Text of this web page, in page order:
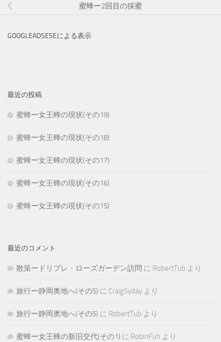
蜜蜂ー2回目の採蜜
GOOGLEADSESEによる表示
最近の投稿
蜜蜂ー女王蜂の現状(その19)
蜜蜂ー女王蜂の現状(その18)
蜜蜂ー女王蜂の現状(その17)
蜜蜂ー女王蜂の現状(その16)
蜜蜂ー女王蜂の現状(その15)
最近のコメント
散策ードリプレ・ローズガーデン訪問 に RobertTub より
旅行ー静岡奥地へ(その5) に CraigSyday より
旅行ー静岡奥地へ(その5) に RobertTub より
蜜蜂ー女王蜂の新旧交代(その1) に RobinFuh より